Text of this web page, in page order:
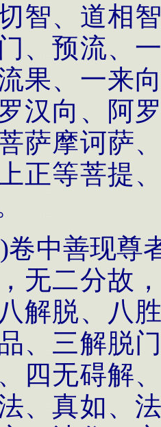
智、道相
、预流、
果、一来
汉向、阿
萨摩诃萨
正等菩提
卷中善现尊
无二分故
解脱、八
、三解脱
四无碍解
、真如、